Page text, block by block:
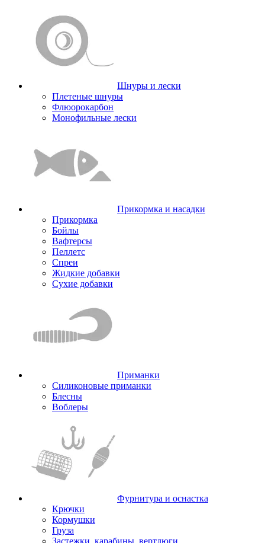
Шнуры и лески
Плетеные шнуры
Флюорокарбон
Монофильные лески
Прикормка и насадки
Прикормка
Бойлы
Вафтерсы
Пеллетс
Спреи
Жидкие добавки
Сухие добавки
Приманки
Силиконовые приманки
Блесны
Воблеры
Фурнитура и оснастка
Крючки
Кормушки
Груза
Застежки, карабины, вертлюги